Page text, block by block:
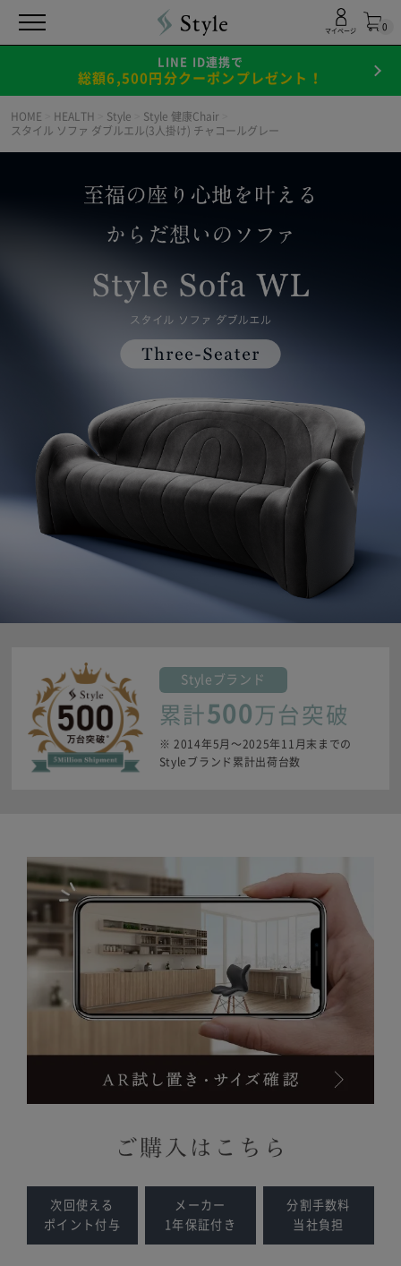
0
マイページ
LINE ID連携で
総額6,500円分クーポンプレゼント！
HOME HEALTH Style Style 健康Chair
スタイル ソファ ダブルエル(3人掛け) チャコールグレー
Style ブランド
累計 500 万台突破
※ 2014年5月〜2025年11月末までの
Styleブランド累計出荷台数
次回使える
ポイント付与
メーカー
1年保証付き
分割手数料
当社負担